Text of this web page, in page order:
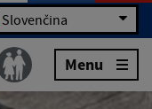
Slovenčina
Menu